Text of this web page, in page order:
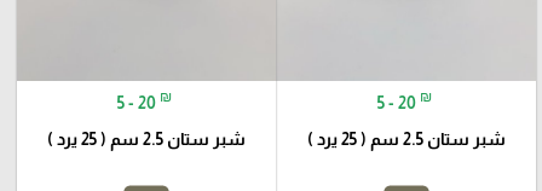
5 - 20 ₪
شبر ستان 2.5 سم ( 25 يرد )
5 - 20 ₪
شبر ستان 2.5 سم ( 25 يرد )